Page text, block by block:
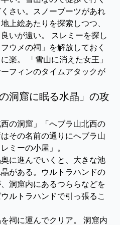
さい。スノーブーツがあれ
上絵あたりを探索しつつ、
いが遠い。 スレミーを探し
ウメの祠」を解放しておく
楽。 「雪山に消えた女王」
フィンのタイムアタックが
洞窟に眠る水晶」の攻
の洞窟」「へブラ山北西の
その名前の通りにへブラ山
ミーの小屋」。
に進んでいくと、大きな池
がある。ウルトラハンドの
洞窟内にあるつららなどを
ルトラハンドで引っ張るこ
祠に運んでクリア。 洞窟内